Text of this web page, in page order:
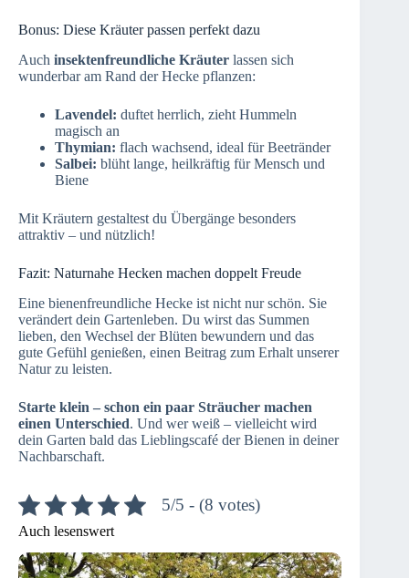
Bonus: Diese Kräuter passen perfekt dazu
Auch insektenfreundliche Kräuter lassen sich
wunderbar am Rand der Hecke pflanzen:
Lavendel: duftet herrlich, zieht Hummeln
magisch an
Thymian: flach wachsend, ideal für Beetränder
Salbei: blüht lange, heilkräftig für Mensch und
Biene
Mit Kräutern gestaltest du Übergänge besonders
attraktiv – und nützlich!
Fazit: Naturnahe Hecken machen doppelt Freude
Eine bienenfreundliche Hecke ist nicht nur schön. Sie
verändert dein Gartenleben. Du wirst das Summen
lieben, den Wechsel der Blüten bewundern und das
gute Gefühl genießen, einen Beitrag zum Erhalt unserer
Natur zu leisten.
Starte klein – schon ein paar Sträucher machen
einen Unterschied. Und wer weiß – vielleicht wird
dein Garten bald das Lieblingscafé der Bienen in deiner
Nachbarschaft.
5/5 - (8 votes)
Auch lesenswert